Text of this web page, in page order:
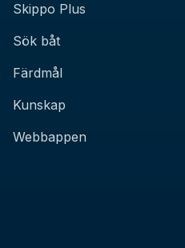
Skippo Plus
Sök båt
Färdmål
Kunskap
Webbappen